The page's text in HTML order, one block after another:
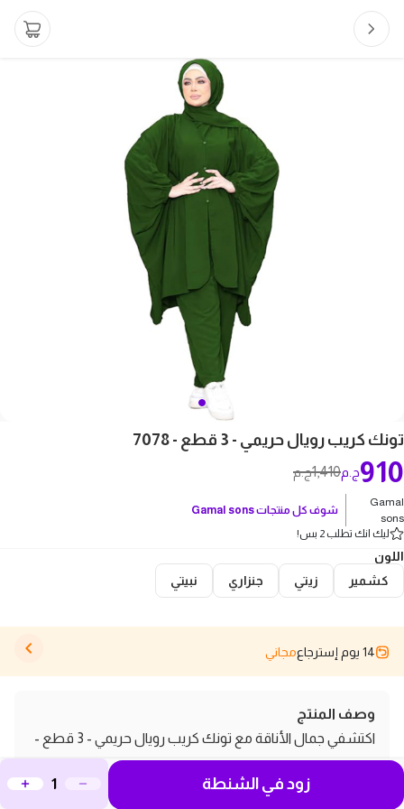
تونك كريب رويال حريمي - 3 قطع - 7078
1,410ج.م 910ج.م
Gamal
sons
شوف كل منتجاتGamal sons
ليك انك تطلب 2 بس!
اللون
كشمير
زيتي جنزاري نبيتي
14 يوم إسترجاع مجاني
وصف المنتج
اكتشفي جمال الأناقة مع تونك كريب رويال حريمي - 3 قطع -
7078، اللي هتخليكي تتألقي في كل مناسبة! التونك مصنوع من
كريب عالي الجودة، اللي بيتميز بخامته الناعمة والمريحة،
زود في الشنطة